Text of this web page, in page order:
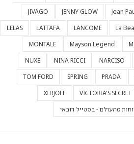
Jean
JENNY GLOW
JIVAGO
La
LANCOME
LATTAFA
LELAS
Mayson Legend
MONTALE
NARCISO
NINA RICCI
NUXE
PRADA
SPRING
TOM FORD
VICTORIA'S SECRET
XERJOFF
מהעולם - בסטייל דובאי